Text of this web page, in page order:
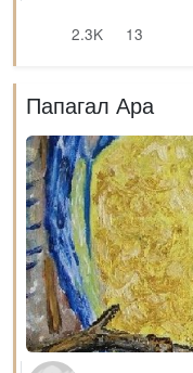
2.3K
13
Папагал Ара